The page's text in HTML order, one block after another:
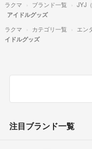
ラクマ ブランド一覧 JYJ
アイドルグッズ
ラクマ
カテゴリ一覧 エン
イドルグッズ
注目ブランド一覧